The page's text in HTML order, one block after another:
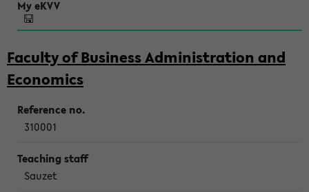
Faculty of Business Administration and
Economics
310001
Sauzet